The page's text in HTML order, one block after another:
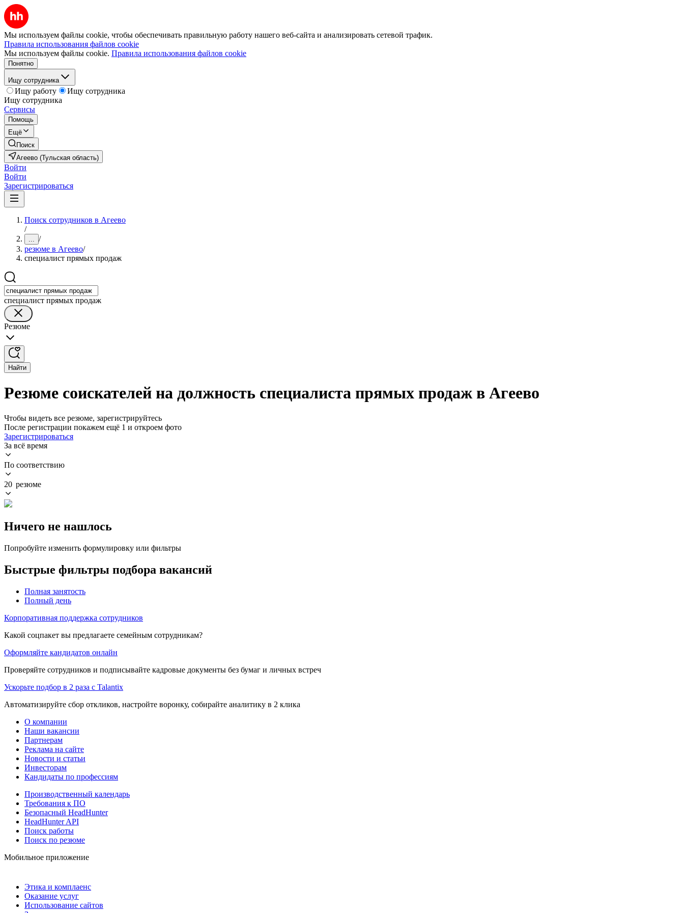
Мы используем файлы cookie, чтобы обеспечивать правильную работу нашего веб-сайта и анализировать сетевой трафик.
Правила использования файлов cookie
Мы используем файлы cookie. Правила использования файлов cookie
Понятно
Ищу сотрудника
Ищу работу
Ищу сотрудника
Ищу сотрудника
Сервисы
Помощь
Ещё
Поиск
Агеево (Тульская область)
Войти
Войти
Зарегистрироваться
Поиск сотрудников в Агеево
/
... /
резюме в Агеево/
специалист прямых продаж
специалист прямых продаж
Резюме
Найти
Резюме соискателей на должность специалиста прямых продаж в Агеево
Чтобы видеть все резюме, зарегистрируйтесь
После регистрации покажем ещё 1 и откроем фото
Зарегистрироваться
За всё время
По соответствию
20 резюме
Ничего не нашлось
Попробуйте изменить формулировку или фильтры
Быстрые фильтры подбора вакансий
Полная занятость
Полный день
Корпоративная поддержка сотрудников
Какой соцпакет вы предлагаете семейным сотрудникам?
Оформляйте кандидатов онлайн
Проверяйте сотрудников и подписывайте кадровые документы без бумаг и личных встреч
Ускорьте подбор в 2 раза с Talantix
Автоматизируйте сбор откликов, настройте воронку, собирайте аналитику в 2 клика
О компании
Наши вакансии
Партнерам
Реклама на сайте
Новости и статьи
Инвесторам
Кандидаты по профессиям
Производственный календарь
Требования к ПО
Безопасный HeadHunter
HeadHunter API
Поиск работы
Поиск по резюме
Мобильное приложение
Этика и комплаенс
Оказание услуг
Использование сайтов